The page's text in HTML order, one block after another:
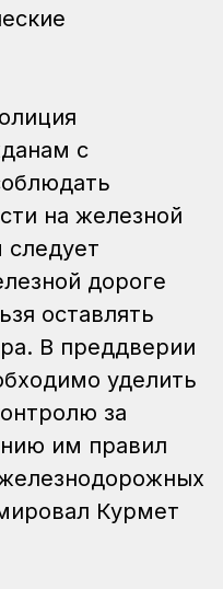
с
на железной
следует
дороге
оставлять
В преддверии
уделить
за
им правил
Курмет